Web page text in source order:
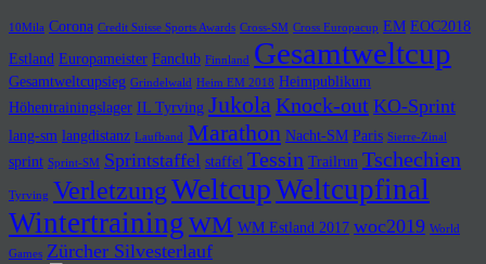
10Mila Corona Credit Suisse Sports Awards Cross-SM Cross Europacup EM EOC2018
Estland Europameister Fanclub Finnland Gesamtweltcup
Gesamtweltcupsieg Grindelwald Heim EM 2018 Heimpublikum
Höhentrainingslager IL Tyrving JukolaKnock-out KO-Sprint
lang-sm langdistanz Laufband Marathon Nacht-SM Paris Sierre-Zinal
sprint Sprint-SM Sprintstaffel staffel Tessin Trailrun Tschechien
Tyrving VerletzungWeltcupWeltcupfinal
Wintertraining WM WM Estland 2017 woc2019 World
Games Zürcher Silvesterlauf